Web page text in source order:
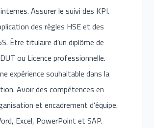
Assurer le suivi des KPI.
des règles HSE et des
Être titulaire d’un diplôme de
ou Licence professionnelle.
expérience souhaitable dans la
Avoir des compétences en
et encadrement d’équipe.
Excel, PowerPoint et SAP.